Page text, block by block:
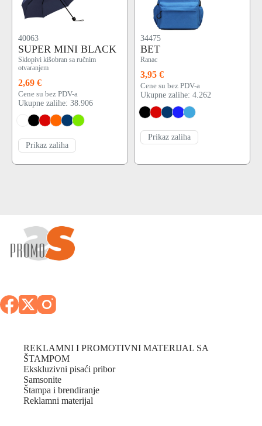
40063
SUPER MINI BLACK
Sklopivi kišobran sa ručnim
otvaranjem
2,69 €
Cene su bez PDV-a
Ukupne zalihe: 38.906
Prikaz zaliha
34475
BET
Ranac
3,95 €
Cene su bez PDV-a
Ukupne zalihe: 4.262
Prikaz zaliha
REKLAMNI I PROMOTIVNI MATERIJAL SA
ŠTAMPOM
Ekskluzivni pisaći pribor
Samsonite
Štampa i brendiranje
Reklamni materijal